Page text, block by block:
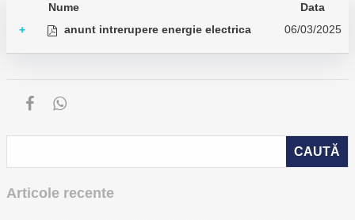
Nume
Data
+
anunt intrerupere energie electrica 06/03/2025
Articole recente